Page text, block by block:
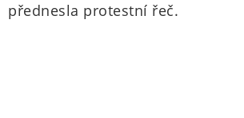
přednesla protestní řeč.